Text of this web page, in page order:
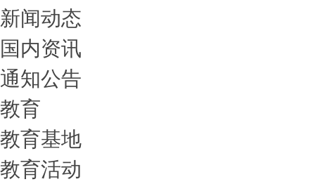
新闻动态
国内资讯
通知公告
教育
教育基地
教育活动